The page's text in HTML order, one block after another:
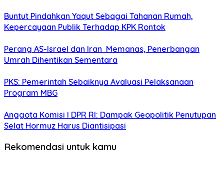
Buntut Pindahkan Yaqut Sebagai Tahanan Rumah,
Kepercayaan Publik Terhadap KPK Rontok
Perang AS-Israel dan Iran Memanas, Penerbangan
Umrah Dihentikan Sementara
PKS: Pemerintah Sebaiknya Avaluasi Pelaksanaan
Program MBG
Anggota Komisi I DPR RI: Dampak Geopolitik Penutupan
Selat Hormuz Harus Diantisipasi
Rekomendasi untuk kamu